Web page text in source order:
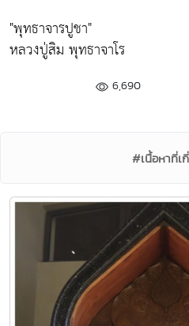
"พุทธาจารปูชา"
หลวงปู่สิม พุทธาจาโร
6,690
#เนื้อหาที่เ